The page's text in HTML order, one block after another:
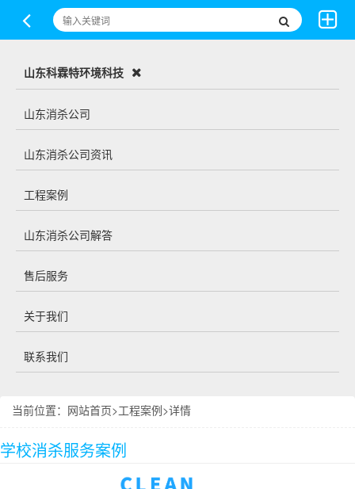
山东科霖特环境科技
山东消杀公司
山东消杀公司资讯
工程案例
山东消杀公司解答
售后服务
关于我们
联系我们
当前位置： 网站首页>工程案例>详情
学校消杀服务案例